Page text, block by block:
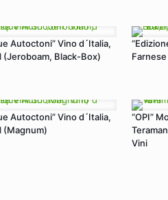
Autoctoni” Vino d´Italia,
(Jeroboam, Black-Box)
Autoctoni” Vino d´Italia,
(Magnum)
“OPI”
Vini